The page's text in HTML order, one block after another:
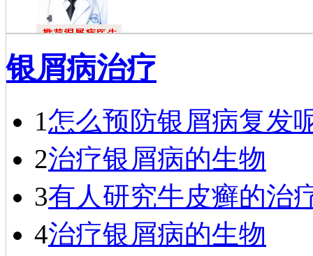
杜福龙
杜福龙，主任
医师，银屑病资深
毕业于…
[详细]
银屑病治疗
1怎么预防银屑病复发
2治疗银屑病的生物
3有人研究牛皮癣的治
4治疗银屑病的生物